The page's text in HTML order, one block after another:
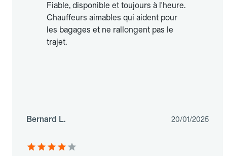
Fiable, disponible et toujours à l'heure.
Chauffeurs aimables qui aident pour
les bagages et ne rallongent pas le
trajet.
Bernard L. 20/01/2025